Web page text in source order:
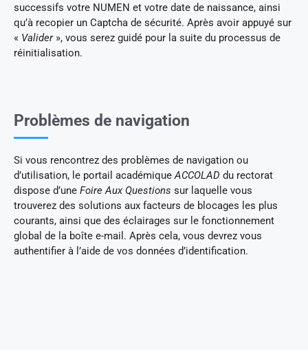
successifs votre NUMEN et votre date de naissance, ainsi
qu’à recopier un Captcha de sécurité. Après avoir appuyé sur
« Valider», vous serez guidé pour la suite du processus de
réinitialisation.
Problèmes de navigation
Si vous rencontrez des problèmes de navigation ou
d’utilisation, le portail académiqueACCOLAD du rectorat
dispose d’une Foire Aux Questions sur laquelle vous
trouverez des solutions aux facteurs de blocages les plus
courants, ainsi que des éclairages sur le fonctionnement
global de la boîte e-mail. Après cela, vous devrez vous
authentifier à l’aide de vos données d’identification.